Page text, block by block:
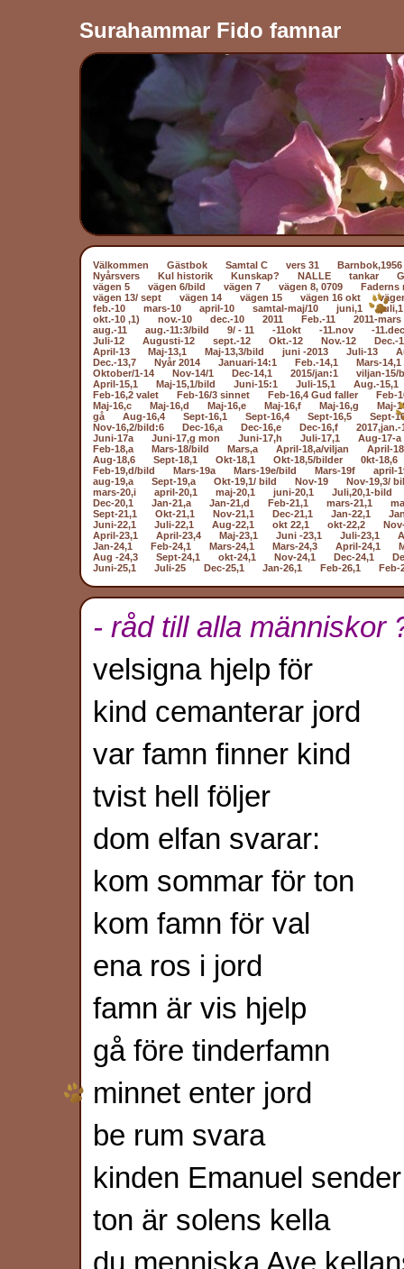
Surahammar Fido famnar
Välkommen Gästbok Samtal C vers 31
Barnbok,1956
Nyårsvers
Kul historik Kunskap? NALLE tankar
vägen 5
vägen 6/bild vägen 7 vägen 8, 0709
Faderns
vägen 13/ sept
vägen 14 vägen 15 vägen 16 okt
feb.-10
mars-10 april-10 samtal-maj/10 juni,1
juli,1
okt.-10 ,1)
nov.-10 dec.-10 2011 Feb.-11
2011-mars
aug.-11
aug.-11:3/bild 9/ - 11 -11okt -11.nov
-
Juli-12
Augusti-12 sept.-12 Okt.-12 Nov.-12
Dec.-
April-13
Maj-13,1 Maj-13,3/bild juni -2013 Juli-13
Dec.-13,7
Nyår 2014 Januari-14:1 Feb.-14,1
Mars-14,1
Oktober/1-14
Nov-14/1 Dec-14,1 2015/jan:1
viljan-15/
April-15,1
Maj-15,1/bild Juni-15:1 Juli-15,1
Aug.-15,1
Feb-16,2 valet
Feb-16/3 sinnet Feb-16,4 Gud faller
Feb-
Maj-16,c
Maj-16,d Maj-16,e Maj-16,f Maj-16,g
Maj-
gå
Aug-16,4 Sept-16,1 Sept-16,4 Sept-16,5
Sept-
Nov-16,2/bild:6
Dec-16,a Dec-16,e Dec-16,f
2017,jan.-
Juni-17a
Juni-17,g mon Juni-17,h Juli-17,1
Aug-17-a
Feb-18,a
Mars-18/bild Mars,a April-18,a/viljan
April-
Aug-18,6
Sept-18,1 Okt-18,1 Okt-18,5/bilder
0kt-18,6
Feb-19,d/bild
Mars-19a Mars-19e/bild Mars-19f
april-
aug-19,a
Sept-19,a Okt-19,1/ bild Nov-19
Nov-19,3/
mars-20,i
april-20,1 maj-20,1 juni-20,1
Juli,20,1-bild
Dec-20,1
Jan-21,a Jan-21,d Feb-21,1 mars-21,1
Sept-21,1
Okt-21,1 Nov-21,1 Dec-21,1 Jan-22,1
Juni-22,1
Juli-22,1 Aug-22,1 okt 22,1 okt-22,2
April-23,1
April-23,4 Maj-23,1 Juni -23,1 Juli-23,1
Jan-24,1
Feb-24,1 Mars-24,1 Mars-24,3 April-24,1
Aug -24,3
Sept-24,1 okt-24,1 Nov-24,1 Dec-24,1
Juni-25,1
Juli-25 Dec-25,1 Jan-26,1 Feb-26,1 Feb-
- råd till alla människor
velsigna hjelp för
kind cemanterar jord
var famn finner kind
tvist hell följer
dom elfan svarar:
kom sommar för ton
kom famn för val
ena ros i jord
famn är vis hjelp
gå före tinderfamn
minnet enter jord
be rum svara
kinden Emanuel sender
ton är solens kella